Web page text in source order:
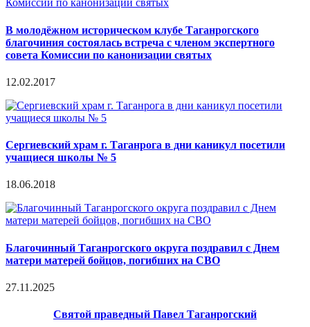
В молодёжном историческом клубе Таганрогского
благочиния состоялась встреча с членом экспертного
совета Комиссии по канонизации святых
12.02.2017
Сергиевский храм г. Таганрога в дни каникул посетили
учащиеся школы № 5
18.06.2018
Благочинный Таганрогского округа поздравил с Днем
матери матерей бойцов, погибших на СВО
27.11.2025
Святой праведный Павел Таганрогский